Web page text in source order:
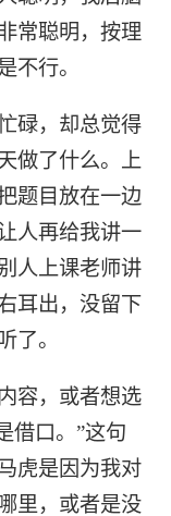
常聪明，按理
不行。
碌，却总觉得
做了什么。上
题目放在一边
人再给我讲一
人上课老师讲
耳出，没留下
了。
容，或者想选
借口。”这句
虎是因为我对
里，或者是没